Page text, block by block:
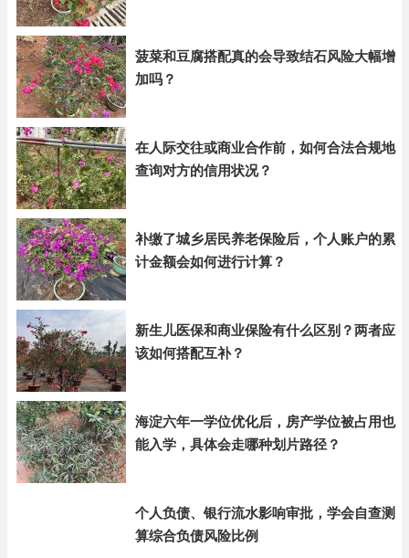
菠菜和豆腐搭配真的会导致结石风险大幅增
加吗？
在人际交往或商业合作前，如何合法合规地
查询对方的信用状况？
补缴了城乡居民养老保险后，个人账户的累
计金额会如何进行计算？
新生儿医保和商业保险有什么区别？两者应
该如何搭配互补？
海淀六年一学位优化后，房产学位被占用也
能入学，具体会走哪种划片路径？
个人负债、银行流水影响审批，学会自查测
算综合负债风险比例